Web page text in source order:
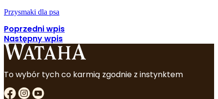
Przysmaki dla psa
Poprzedni wpis
Następny wpis
To wybór tych co karmią zgodnie z instynktem